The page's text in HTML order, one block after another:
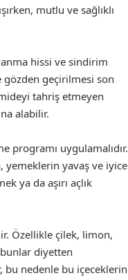
mutlu ve sağlıklı
hissi ve sindirim
gözden geçirilmesi son
tahriş etmeyen
alabilir.
programı uygulamalıdır.
yemeklerin yavaş ve iyice
ya da aşırı açlık
Özellikle çilek, limon,
diyetten
bu nedenle bu içeceklerin